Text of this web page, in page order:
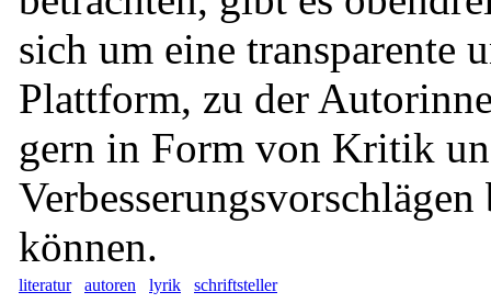
sich um eine transparente
Plattform, zu der
gern in Form von Kritik
Verbesserungsvorschlägen
können.
literatur autoren lyrik schriftsteller